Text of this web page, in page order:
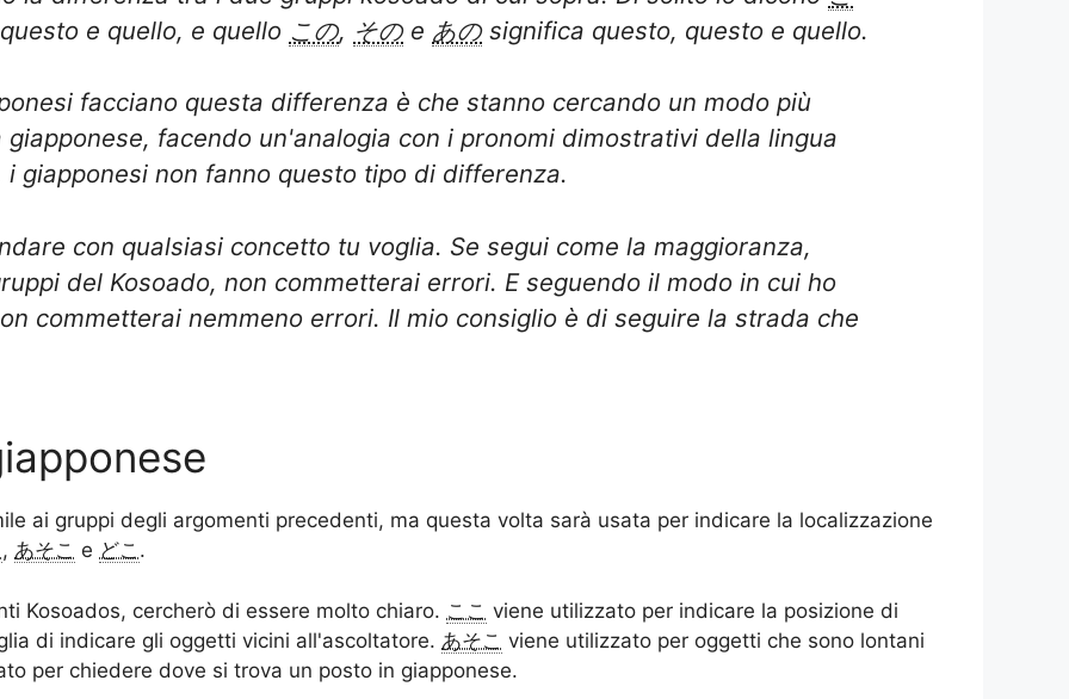
e quello, e quello この, そのe あのsignifica questo, questo e quello.
facciano questa differenza è che stanno cercando un modo più
facendo un'analogia con i pronomi dimostrativi della lingua
giapponesi non fanno questo tipo di differenza.
con qualsiasi concetto tu voglia. Se segui come la maggioranza,
del Kosoado, non commetterai errori. E seguendo il modo in cui ho
commetterai nemmeno errori. Il mio consiglio è di seguire la strada che
ai gruppi degli argomenti precedenti, ma questa volta sarà usata per indicare la localizzazione
, あそこ e どこ .
Kosoados, cercherò di essere molto chiaro. ここ viene utilizzato per indicare la posizione di
di indicare gli oggetti vicini all'ascoltatore. あそこ viene utilizzato per oggetti che sono lontani
per chiedere dove si trova un posto in giapponese.